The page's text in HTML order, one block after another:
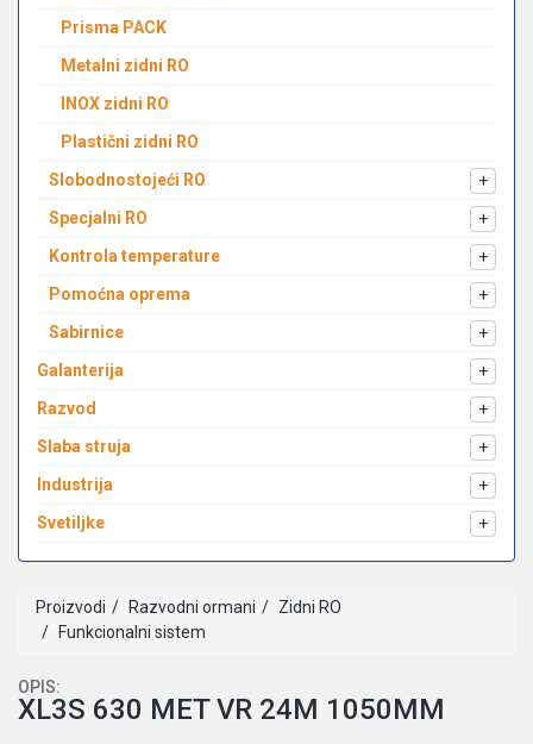
Prisma PACK
Metalni zidni RO
INOX zidni RO
Plastični zidni RO
Slobodnostojeći RO
+
Specjalni RO
+
Kontrola temperature
+
Pomoćna oprema
+
Sabirnice
+
Galanterija
+
Razvod
+
Slaba struja
+
Industrija
+
Svetiljke
+
Proizvodi Razvodni ormani
Zidni RO
Funkcionalni sistem
OPIS:
XL3S 630 MET VR 24M 1050MM